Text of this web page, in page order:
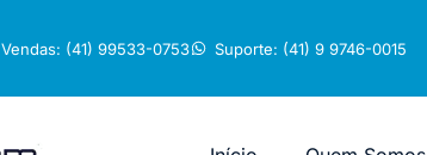
Vendas: (41) 99533-0753 Suporte: (41) 9 9746-0015